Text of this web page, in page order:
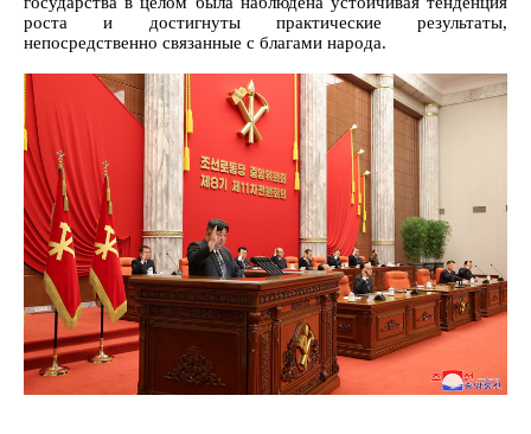
роста и достигнуты практические результаты,
непосредственно связанные с благами народа.